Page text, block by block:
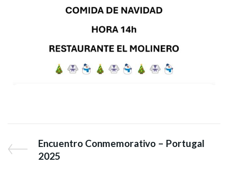
Encuentro Conmemorativo – Portugal
2025